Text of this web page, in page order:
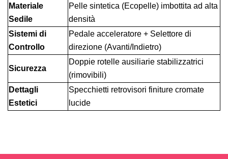
Materiale
Sedile
Pelle sintetica (Ecopelle) imbottita ad alta
densità
Sistemi di
Controllo
Pedale acceleratore + Selettore di
direzione (Avanti/Indietro)
Sicurezza
Doppie rotelle ausiliarie stabilizzatrici
(rimovibili)
Dettagli
Estetici
Specchietti retrovisori finiture cromate
lucide